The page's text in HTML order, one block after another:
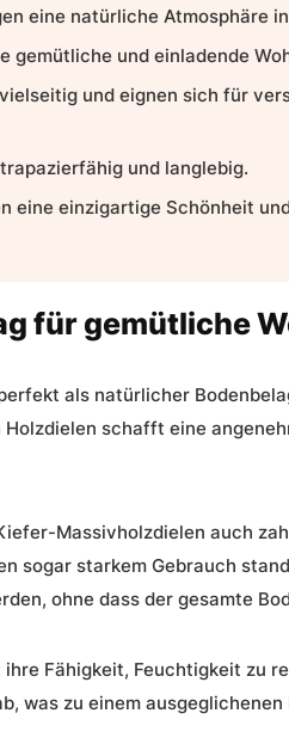
eine natürliche Atmosphäre
gemütliche und einladende
und eignen sich für
und langlebig.
eine einzigartige Schönheit
für gemütliche
als natürlicher
schafft eine
Massivholzdielen auch
sogar starkem Gebrauch
ohne dass der gesamte
Fähigkeit, Feuchtigkeit zu
was zu einem